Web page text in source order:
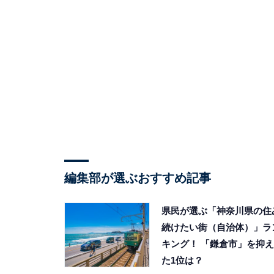
編集部が選ぶおすすめ記事
県民が選ぶ「神奈川県の住
続けたい街（自治体）」ラ
キング！ 「鎌倉市」を抑え
た1位は？